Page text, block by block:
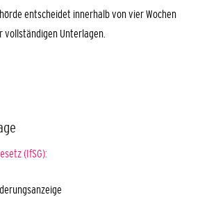
entscheidet innerhalb von vier Wochen
vollständigen Unterlagen.
(IfSG):